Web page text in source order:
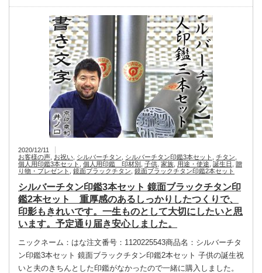
2020/12/11
お客様の声 お祝い シルバーチタン シルバーチタン印鑑3本セット チタン
個人用印鑑3本セット
個人用印鑑 印材別 子供 家族 用途・使途 誕生日
贈
り物・プレゼント
鏡面ブラックチタン 鏡面ブラックチタン印鑑2本セット
シルバーチタン印鑑3本セット 鏡面ブラックチタン印
鑑2本セット 重厚感のあるしっかりしたつくりで、
印影もきれいです。一生ものとして大切にしたいと思
います。予定通り届き安心しました。
ニックネーム：はな注文番号：1120225543商品名：シルバーチタ
ン印鑑3本セット 鏡面ブラックチタン印鑑2本セット 子供の誕生祝
いと夫のきちんとした印鑑がなかったので一緒に購入しました。